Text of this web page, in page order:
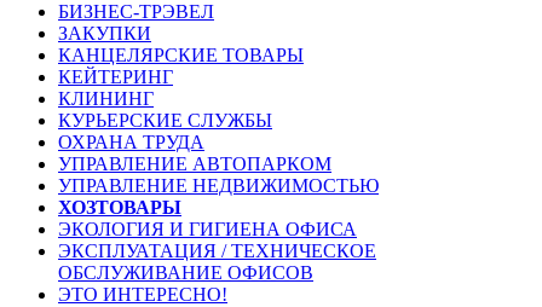
БИЗНЕС-ТРЭВЕЛ
ЗАКУПКИ
КАНЦЕЛЯРСКИЕ ТОВАРЫ
КЕЙТЕРИНГ
КЛИНИНГ
КУРЬЕРСКИЕ СЛУЖБЫ
ОХРАНА ТРУДА
УПРАВЛЕНИЕ АВТОПАРКОМ
УПРАВЛЕНИЕ НЕДВИЖИМОСТЬЮ
ХОЗТОВАРЫ
ЭКОЛОГИЯ И ГИГИЕНА ОФИСА
ЭКСПЛУАТАЦИЯ / ТЕХНИЧЕСКОЕ
ОБСЛУЖИВАНИЕ ОФИСОВ
ЭТО ИНТЕРЕСНО!